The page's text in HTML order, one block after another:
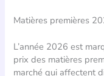
Matières premières
L’année 2026 est
prix des matières
marché qui affectent